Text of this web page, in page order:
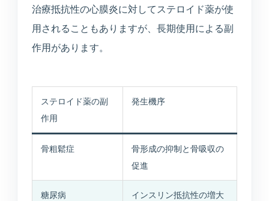
治療抵抗性の心膜炎に対してステロイド薬が使
用されることもありますが、長期使用による副
作用があります。
ステロイド薬の副
作用
発生機序
骨粗鬆症
骨形成の抑制と骨吸収の
促進
糖尿病 インスリン抵抗性の増大